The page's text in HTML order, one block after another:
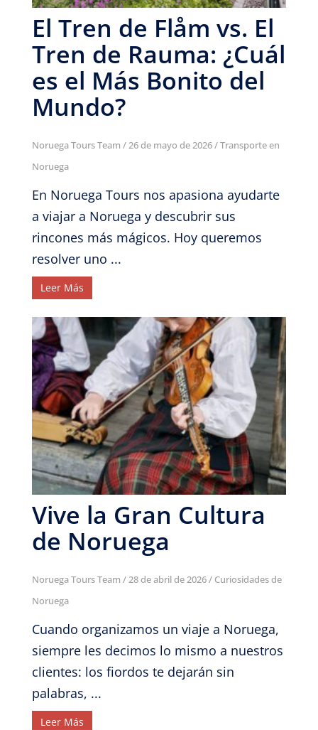
El Tren de Flåm vs. El
Tren de Rauma: ¿Cuál
es el Más Bonito del
Mundo?
Noruega Tours Team /26 de mayo de 2026/Transporte en
Noruega
En Noruega Tours nos apasiona ayudarte
a viajar a Noruega y descubrir sus
rincones más mágicos. Hoy queremos
resolver uno ...
Leer Más
Vive la Gran Cultura
de Noruega
Noruega Tours Team /28 de abril de 2026/ Curiosidades de
Noruega
Cuando organizamos un viaje a Noruega,
siempre les decimos lo mismo a nuestros
clientes: los fiordos te dejarán sin
palabras, ...
Leer Más